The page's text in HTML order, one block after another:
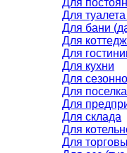
Для
Для
Для бани
Для
Для
Для кухни
Для
Для поселка
Для
Для склада
Для
Для